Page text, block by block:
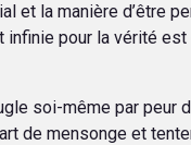
et la manière d’être
infinie pour la vérité
soi-même par peur
de mensonge et